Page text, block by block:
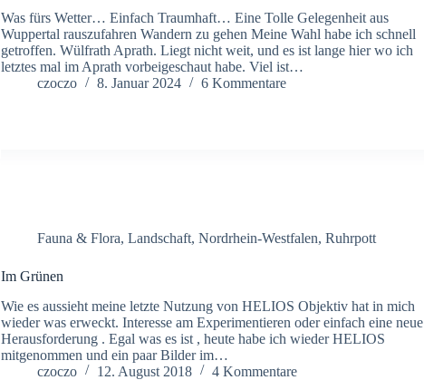
Was fürs Wetter… Einfach Traumhaft… Eine Tolle Gelegenheit aus
Wuppertal rauszufahren Wandern zu gehen Meine Wahl habe ich schnell
getroffen. Wülfrath Aprath. Liegt nicht weit, und es ist lange hier wo ich
letztes mal im Aprath vorbeigeschaut habe. Viel ist…
czoczo
8. Januar 2024 6 Kommentare
Fauna & Flora,Landschaft,Nordrhein-Westfalen,Ruhrpott
Im Grünen
Wie es aussieht meine letzte Nutzung von HELIOS Objektiv hat in mich
wieder was erweckt. Interesse am Experimentieren oder einfach eine neue
Herausforderung . Egal was es ist , heute habe ich wieder HELIOS
mitgenommen und ein paar Bilder im…
czoczo
12. August 2018 4 Kommentare